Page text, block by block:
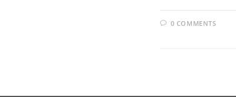
0 COMMENTS